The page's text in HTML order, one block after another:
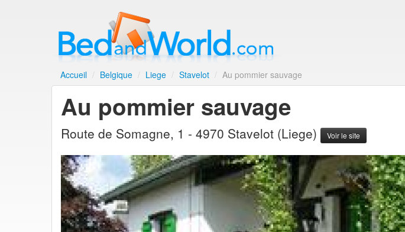
Accueil / Belgique / Liege / Stavelot / Au pommier sauvage
Au pommier sauvage
Route de Somagne, 1 - 4970 Stavelot (Liege) Voir le site